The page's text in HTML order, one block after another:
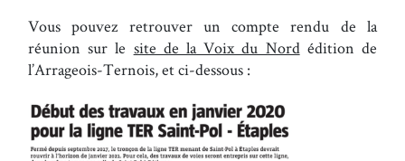
Vous pouvez retrouver un compte rendu de la
réunion sur le site de la Voix du Nordédition de
l’Arrageois-Ternois, et ci-dessous :